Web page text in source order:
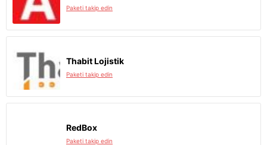
Paketi takip edin
Thabit Lojistik
Paketi takip edin
RedBox
Paketi takip edin